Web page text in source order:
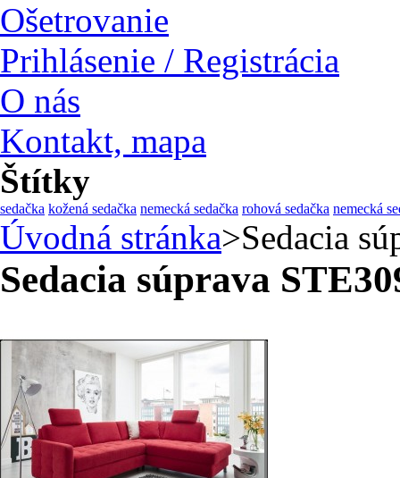
Ošetrovanie
Prihlásenie / Registrácia
O nás
Kontakt, mapa
Štítky
sedačka kožená sedačka nemecká sedačka rohová sedačka nemecká
Úvodná stránka>Sedacia
Sedacia súprava